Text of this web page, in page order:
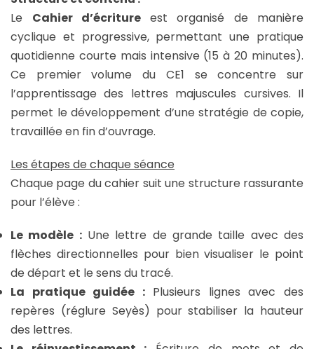
Le Cahier d’écriture est organisé de manière
cyclique et progressive, permettant une pratique
quotidienne courte mais intensive (15 à 20 minutes).
Ce premier volume du CE1 se concentre sur
l’apprentissage des lettres majuscules cursives. Il
permet le développement d’une stratégie de copie,
travaillée en fin d’ouvrage.
Les étapes de chaque séance
Chaque page du cahier suit une structure rassurante
pour l’élève :
Le modèle :Une lettre de grande taille avec des
flèches directionnelles pour bien visualiser le point
de départ et le sens du tracé.
La pratique guidée :Plusieurs lignes avec des
repères (réglure Seyès) pour stabiliser la hauteur
des lettres.